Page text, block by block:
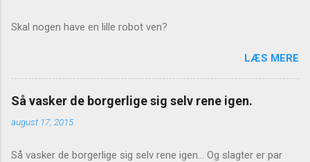
t
e
r
Skal nogen have en lille robot ven?
LÆS MERE
Så vasker de borgerlige sig selv rene igen.
august 17, 2015
Så vasker de borgerlige sig selv rene igen... Og slagter er par